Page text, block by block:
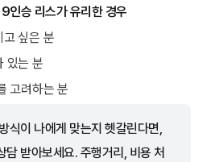
인승 리스가 유리한 경우
고 싶은 분
있는 분
고려하는 분
식이 나에게 맞는지 헷갈린다면,
받아보세요. 주행거리, 비용 처